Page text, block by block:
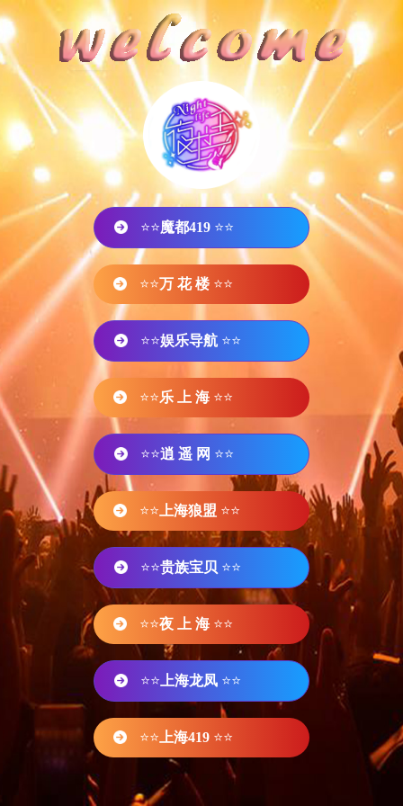
⭐⭐魔都419 ⭐⭐
⭐⭐万 花 楼 ⭐⭐
⭐⭐娱乐导航 ⭐⭐
⭐⭐乐 上 海 ⭐⭐
⭐⭐逍 遥 网 ⭐⭐
⭐⭐ 上海狼盟 ⭐⭐
⭐⭐贵族宝贝 ⭐⭐
⭐⭐夜 上 海 ⭐⭐
⭐⭐ 上海龙凤 ⭐⭐
⭐⭐ 上海419 ⭐⭐